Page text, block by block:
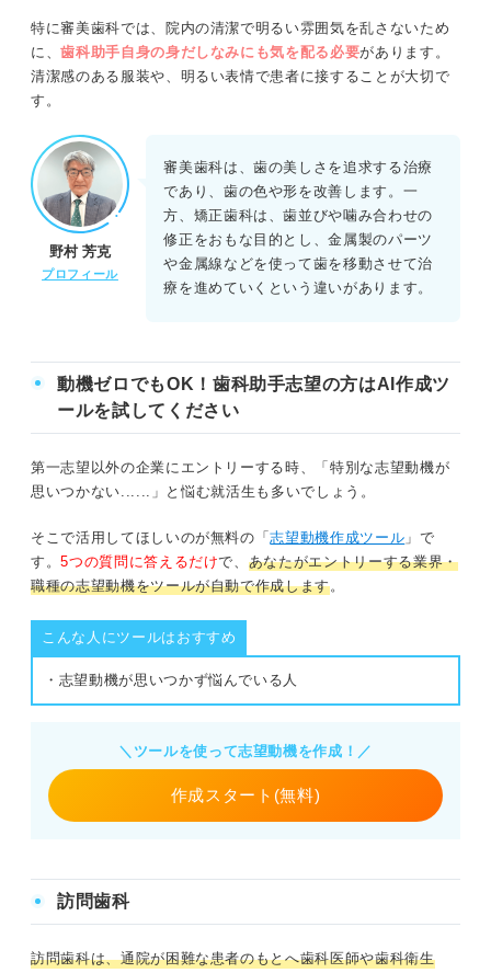
特に審美歯科では、院内の清潔で明るい雰囲気を乱さないため
に、歯科助手自身の身だしなみにも気を配る必要があります。
清潔感のある服装や、明るい表情で患者に接することが大切で
す。
野村 芳克
プロフィール
審美歯科は、歯の美しさを追求する治療
であり、歯の色や形を改善します。一
方、矯正歯科は、歯並びや噛み合わせの
修正をおもな目的とし、金属製のパーツ
や金属線などを使って歯を移動させて治
療を進めていくという違いがあります。
動機ゼロでもOK！歯科助手志望の方はAI作成ツ
ールを試してください
第一志望以外の企業にエントリーする時、「特別な志望動機が
思いつかない......」と悩む就活生も多いでしょう。
そこで活用してほしいのが無料の「志望動機作成ツール 」で
す。5つの質問に答えるだけで、 あなたがエントリーする業界・
職種の志望動機をツールが自動で作成します。
こんな人にツールはおすすめ
・志望動機が思いつかず悩んでいる人
＼ツールを使って志望動機を作成！／
作成スタート(無料)
訪問歯科
訪問歯科は、通院が困難な患者のもとへ歯科医師や歯科衛生